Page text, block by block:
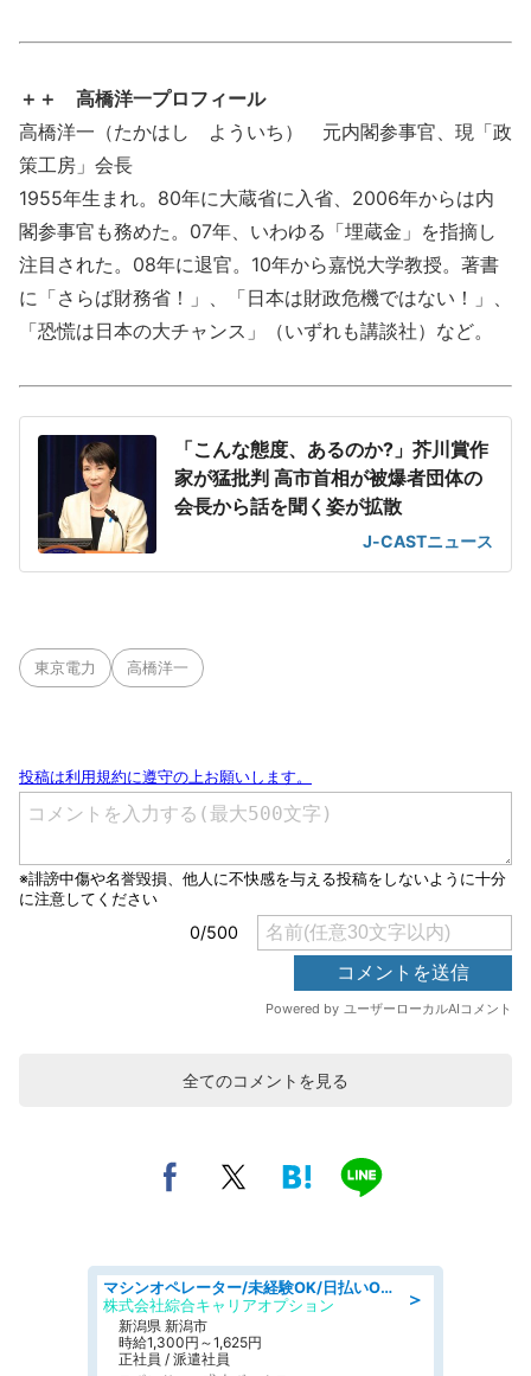
＋＋ 高橋洋一プロフィール
高橋洋一（たかはし よういち） 元内閣参事官、現「政
策工房」会長
1955年生まれ。80年に大蔵省に入省、2006年からは内
閣参事官も務めた。07年、いわゆる「埋蔵金」を指摘し
注目された。08年に退官。10年から嘉悦大学教授。著書
に「さらば財務省！」、「日本は財政危機ではない！」、
「恐慌は日本の大チャンス」（いずれも講談社）など。
「こんな態度、あるのか?」芥川賞作
家が猛批判 高市首相が被爆者団体の
会長から話を聞く姿が拡散
J-CASTニュース
東京電力 高橋洋一
全てのコメントを見る
＞
マシンオペレーター/未経験OK/日払いOK/寮完備/交替制/20・30・40代活躍中
株式会社綜合キャリアオプション
新潟県 新潟市
時給1,300円～1,625円
正社員 / 派遣社員